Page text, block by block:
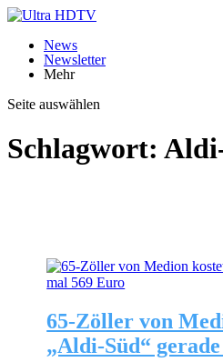
News
Newsletter
Mehr
Seite auswählen
Schlagwort:
65-Zöller von
„Aldi-Süd“